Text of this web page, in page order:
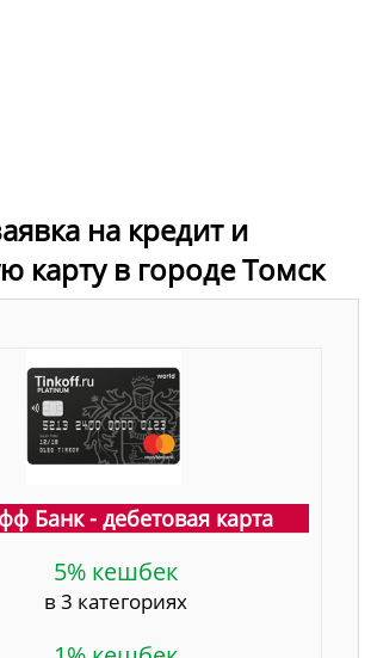
на кредит и
карту в городе Томск
Банк - дебетовая карта
5% кешбек
в 3 категориях